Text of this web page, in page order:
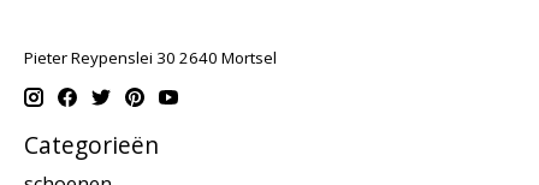
Pieter Reypenslei 30 2640 Mortsel
Categorieën